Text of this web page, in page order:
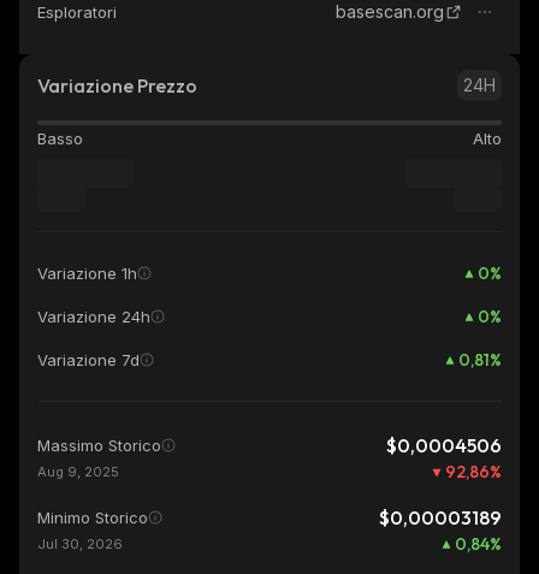
Esploratori basescan.org
Variazione Prezzo 24H
Basso Alto
Variazione 1h 0%
Variazione 24h 0%
Variazione 7d 0,81%
Massimo Storico $0,0004506
Aug 9, 2025 92,86%
Minimo Storico $0,00003189
Jul 30, 2026 0,84%